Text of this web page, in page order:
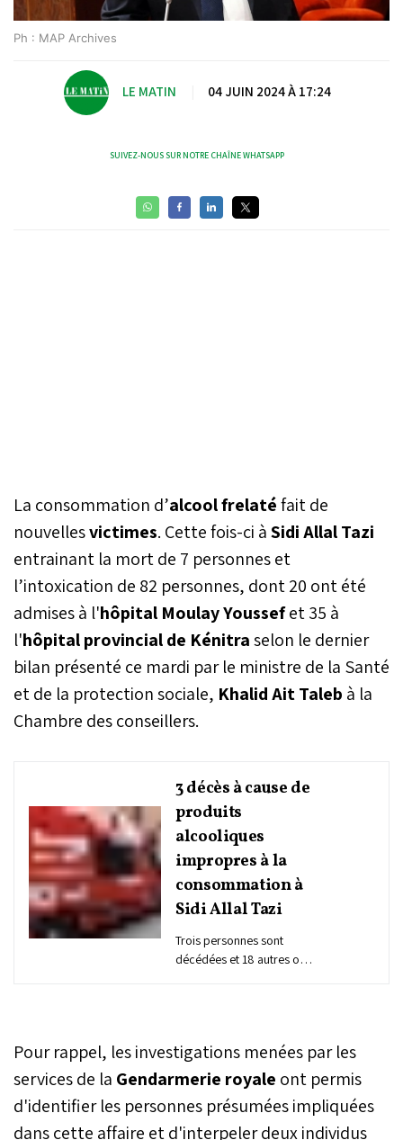
Ph : MAP Archives
LE MATIN 04 JUIN 2024 À 17:24
SUIVEZ-NOUS SUR NOTRE CHAÎNE WHATSAPP
La consommation d’alcool frelatéfait de
nouvellesvictimes. Cette fois-ci àSidi Allal Tazi
entrainant la mort de 7 personnes et
l’intoxication de 82 personnes, dont 20 ont été
admises à l'hôpital Moulay Youssefet 35 à
l'hôpital provincial de Kénitraselon le dernier
bilan présenté ce mardi par le ministre de la Santé
et de la protection sociale, Khalid Ait Taleb à la
Chambre des conseillers.
3 décès à cause de
produits
alcooliques
impropres à la
consommation à
Sidi Allal Tazi
Trois personnes sont
décédées et 18 autres ont
intoxication par une
substance alcoolique
impropre à la
consommation, ont
indiqué les autorités
Pour rappel, les investigations menées par les
services de la Gendarmerie royale ont permis
d'identifier les personnes présumées impliquées
dans cette affaire et d'interpeler deux individus